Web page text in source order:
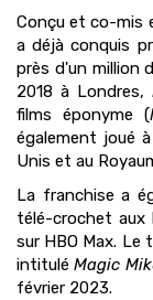
Conçu et co-mis
a déjà conquis
près d'un million
2018 à Londres,
films éponyme (
également joué
Unis et au
La franchise a
télé-crochet aux
sur HBO Max. Le
intituléMagic
février 2023.